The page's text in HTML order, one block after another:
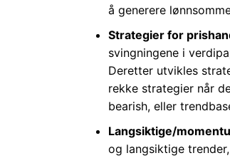
å generere
Strategier for
svingningene i
Deretter utvikles
rekke strategier når
bearish, eller
Langsiktige/
og langsiktige